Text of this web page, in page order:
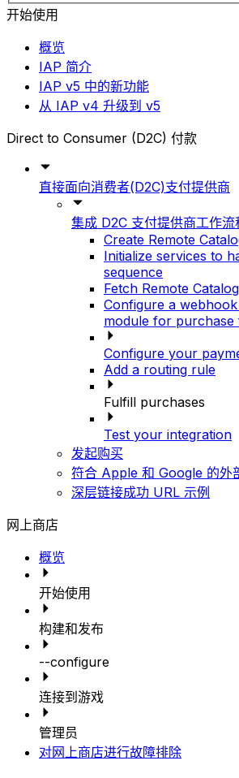
开始使用
概览
IAP 简介
IAP v5 中的新功能
从 IAP v4 升级到 v5
Direct to Consumer (D2C) 付款
直接面向消费者(D2C)支付提供商
集成 D2C 支付提供商工作流
Create Remote
Initialize services to
sequence
Fetch Remote Catalog
Configure a
module for purchase
Configure your
Add a routing rule
Fulfill purchases
Test your integration
发起购买
符合 Apple 和 Google 的外
深层链接成功 URL 示例
网上商店
概览
开始使用
构建和发布
--configure
连接到游戏
管理员
对网上商店进行故障排除